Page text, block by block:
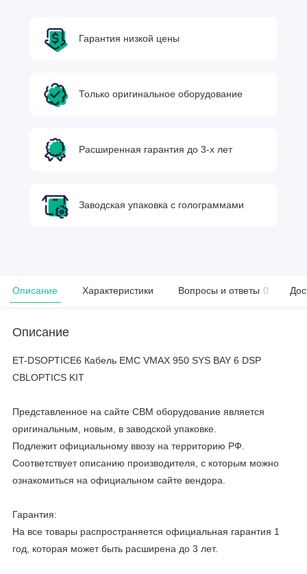
Гарантия низкой цены
Только оригинальное оборудование
Расширенная гарантия до 3-х лет
Заводская упаковка с голограммами
Описание Характеристики Вопросы и ответы 0
Описание
ET-DSOPTICE6 Кабель EMC VMAX 950 SYS BAY 6 DSP
CBLOPTICS KIT
Представленное на сайте CBM оборудование является
оригинальным, новым, в заводской упаковке.
Подлежит официальному ввозу на территорию РФ.
Соответствует описанию производителя, с которым можно
ознакомиться на официальном сайте вендора.
Гарантия:
На все товары распространяется официальная гарантия 1
год, которая может быть расширена до 3 лет.